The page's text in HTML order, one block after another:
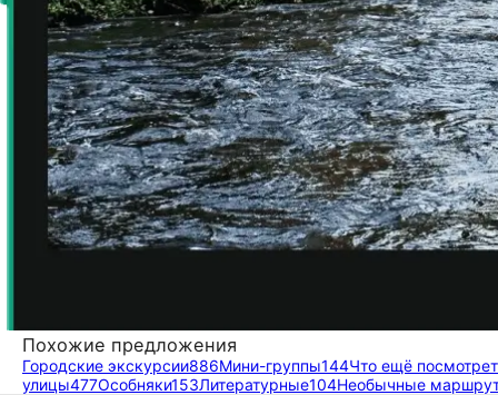
Похожие предложения
Городские экскурсии886Мини-группы144Что ещё
улицы477Особняки153Литературные104Необычные